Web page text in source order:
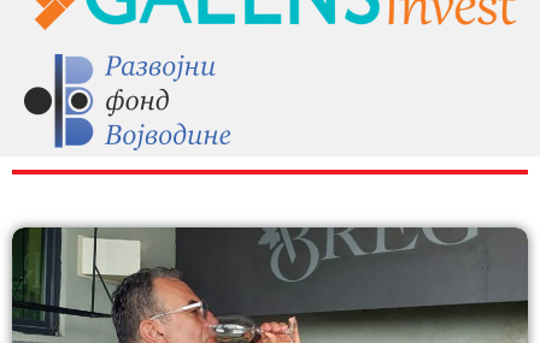
RAZNO